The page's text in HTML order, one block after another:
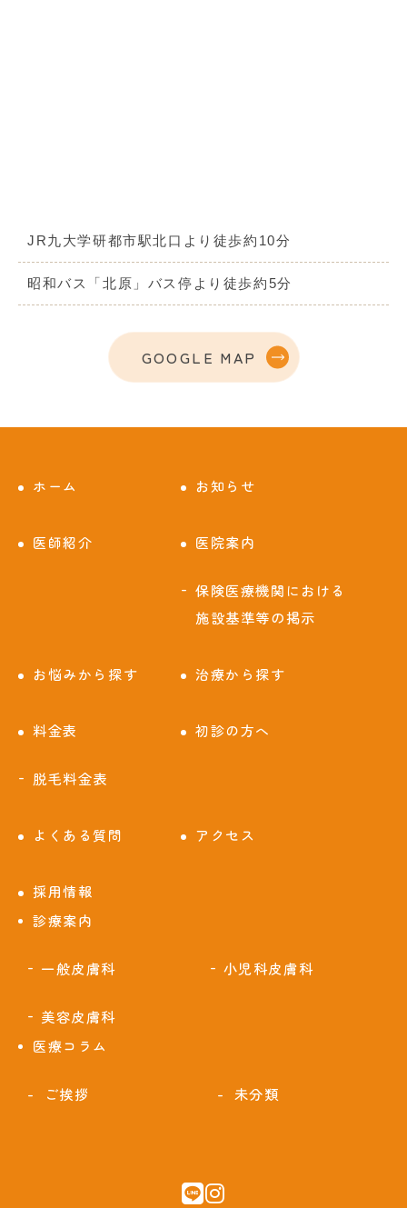
JR九大学研都市駅北口より徒歩約10分
昭和バス「北原」バス停より徒歩約5分
GOOGLE MAP
ホーム お知らせ
医師紹介 医院案内
保険医療機関における
施設基準等の掲示
お悩みから探す 治療から探す
料金表
脱毛料金表
初診の方へ
よくある質問 アクセス
採用情報
診療案内
一般皮膚科 小児科皮膚科
美容皮膚科
医療コラム
ご挨拶 未分類